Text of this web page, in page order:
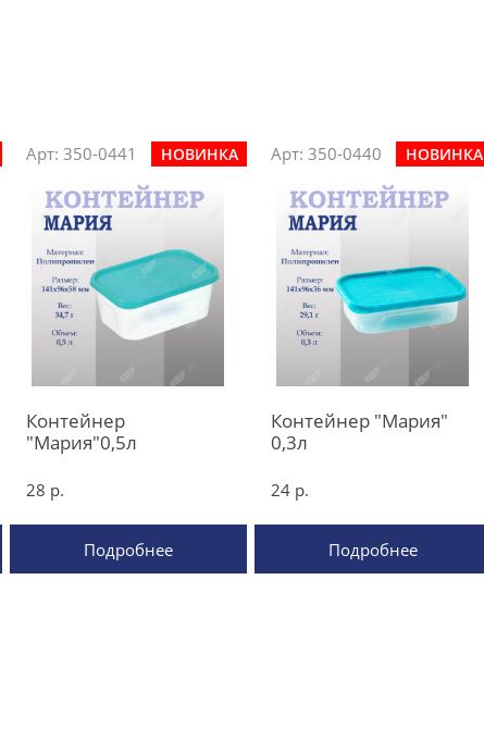
Арт: 350-0441 НОВИНКА
Контейнер
"Мария"0,5л
28 р.
Подробнее
Арт: 350-0440 НОВИНКА
Контейнер "Мария"
0,3л
24 р.
Подробнее